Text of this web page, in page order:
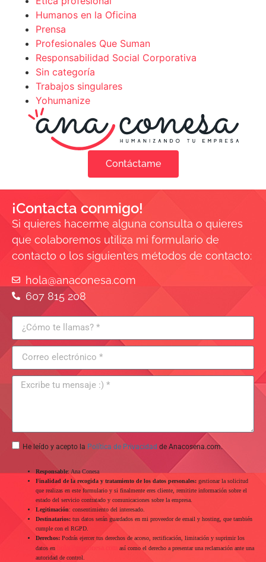
Humanos en la Oficina
Prensa
Profesionales Que Suman
Responsabilidad Social Corporativa
Sin categoría
Trabajos singulares
Yohumanize
Contáctame
¡Contacta conmigo!
Si quieres hacerme alguna consulta o quieres
que colaboremos utiliza mi formulario de
contacto o los siguientes métodos de contacto:
hola@anaconesa.com
607 815 208
He leído y acepto la Política de Privacidad de Anacosena.com.
Responsable: Ana Conesa
Finalidad de la recogida y tratamiento de los datos personales: gestionar la solicitud
que realizas en este formulario y si finalmente eres cliente, remitirte información sobre el
estado del servicio contratado y comunicaciones sobre la empresa.
Legitimación: consentimiento del interesado.
Destinatarios: tus datos serán guardados en mi proveedor de email y hosting, que también
cumple con el RGPD.
Derechos: Podrás ejercer tus derechos de acceso, rectificación, limitación y suprimir los
datos en
así como el derecho a presentar una reclamación ante una
autoridad de control.